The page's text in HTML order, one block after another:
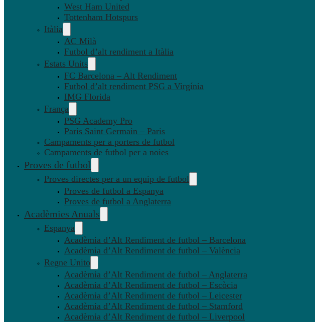
West Ham United
Tottenham Hotspurs
Itàlia
AC Milà
Futbol d’alt rendiment a Itàlia
Estats Units
FC Barcelona – Alt Rendiment
Futbol d’alt rendiment PSG a Virgínia
IMG Florida
França
PSG Academy Pro
Paris Saint Germain – Paris
Campaments per a porters de futbol
Campaments de futbol per a noies
Proves de futbol
Proves directes per a un equip de futbol
Proves de futbol a Espanya
Proves de futbol a Anglaterra
Acadèmies Anuals
Espanya
Acadèmia d’Alt Rendiment de futbol – Barcelona
Acadèmia d’Alt Rendiment de futbol – València
Regne Unito
Acadèmia d’Alt Rendiment de futbol – Anglaterra
Acadèmia d’Alt Rendiment de futbol – Escòcia
Acadèmia d’Alt Rendiment de futbol – Leicester
Acadèmia d’Alt Rendiment de futbol – Stamford
Acadèmia d’Alt Rendiment de futbol – Liverpool